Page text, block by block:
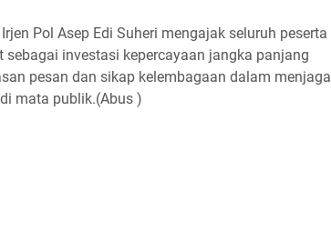
Pol Asep Edi Suheri mengajak seluruh peserta
investasi kepercayaan jangka panjang
pesan dan sikap kelembagaan dalam menjaga
mata publik.(Abus )